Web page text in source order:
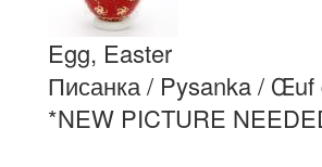
Egg, Easter
Писанка / Pysanka / Œuf
*NEW PICTURE